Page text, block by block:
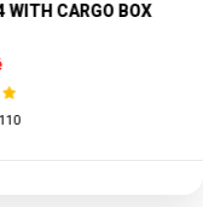
CARGO BOX